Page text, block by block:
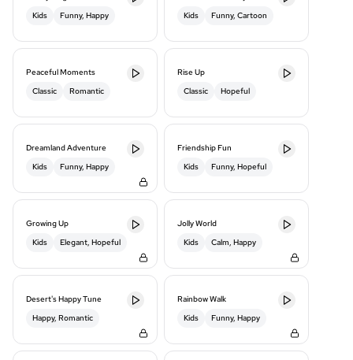
Kids
Funny, Happy
Kids
Funny, Cartoon
Peaceful Moments
Classic
Romantic
Rise Up
Classic
Hopeful
Dreamland Adventure
Kids
Funny, Happy
Friendship Fun
Kids
Funny, Hopeful
Growing Up
Kids
Elegant, Hopeful
Jolly World
Kids
Calm, Happy
Desert's Happy Tune
Happy, Romantic
Rainbow Walk
Kids
Funny, Happy